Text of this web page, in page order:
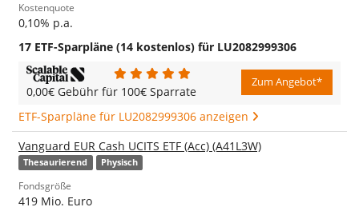
Kostenquote
0,10% p.a.
17 ETF-Sparpläne (14 kostenlos) für LU2082999306
0,00€ Gebühr für 100€ Sparrate
Zum Angebot*
ETF-Sparpläne für LU2082999306 anzeigen
Vanguard EUR Cash UCITS ETF (Acc) (A41L3W)
Thesaurierend Physisch
Fondsgröße
419 Mio. Euro